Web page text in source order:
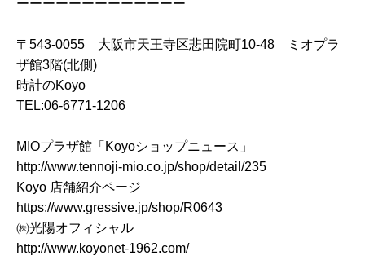
ーーーーーーーーーーーーー
〒543-0055 大阪市天王寺区悲田院町10-48 ミオプラ
ザ館3階(北側)
時計のKoyo
TEL:06-6771-1206
MIOプラザ館「Koyoショップニュース」
http://www.tennoji-mio.co.jp/shop/detail/235
Koyo 店舗紹介ページ
https://www.gressive.jp/shop/R0643
㈱光陽オフィシャル
http://www.koyonet-1962.com/